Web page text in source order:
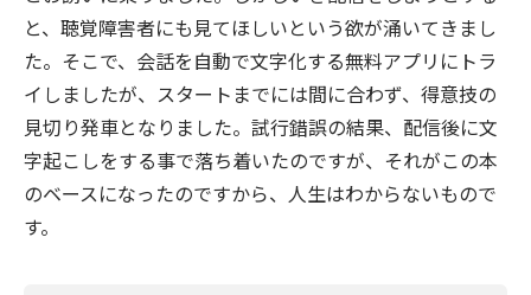
と、聴覚障害者にも見てほしいという欲が涌いてきまし
た。そこで、会話を自動で文字化する無料アプリにトラ
イしましたが、スタートまでには間に合わず、得意技の
見切り発車となりました。試行錯誤の結果、配信後に文
字起こしをする事で落ち着いたのですが、それがこの本
のベースになったのですから、人生はわからないもので
す。